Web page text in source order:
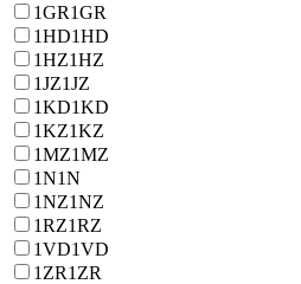
1GR1GR
1HD1HD
1HZ1HZ
1JZ1JZ
1KD1KD
1KZ1KZ
1MZ1MZ
1N1N
1NZ1NZ
1RZ1RZ
1VD1VD
1ZR1ZR